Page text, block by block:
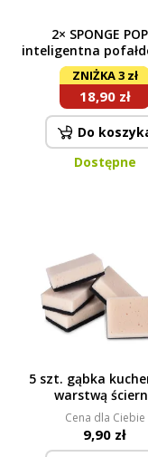
2× SPONGE
inteligentna
gąbka | skutecznie
nie wznieca kurzu,
chłonna |
ZNIŻKA 3 zł
18,90 zł
Do
Dostępne
5 szt. gąbka
warstwą
Cena dla Ciebie
9,90 zł